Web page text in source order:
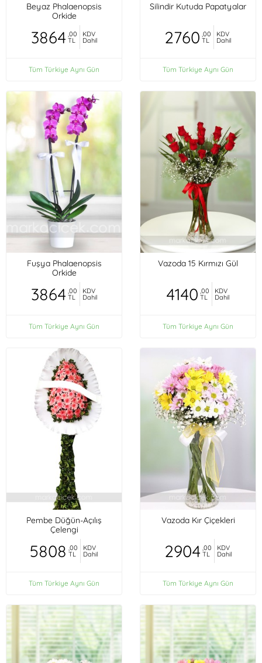
Beyaz Phalaenopsis
Orkide
3864 ,00
TL
KDV
Dahil
Tüm Türkiye Aynı Gün
Silindir Kutuda Papatyalar
2760 ,00
TL
KDV
Dahil
Tüm Türkiye Aynı Gün
Fuşya Phalaenopsis
Orkide
3864 ,00
TL
KDV
Dahil
Tüm Türkiye Aynı Gün
Vazoda 15 Kırmızı Gül
4140 ,00
TL
KDV
Dahil
Tüm Türkiye Aynı Gün
Pembe Düğün-Açılış
Çelengi
5808 ,00
TL
KDV
Dahil
Tüm Türkiye Aynı Gün
Vazoda Kır Çiçekleri
2904 ,00
TL
KDV
Dahil
Tüm Türkiye Aynı Gün